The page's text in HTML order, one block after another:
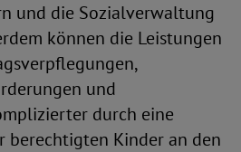
und die Sozialverwaltung
können die Leistungen
und
durch eine
berechtigten Kinder an den